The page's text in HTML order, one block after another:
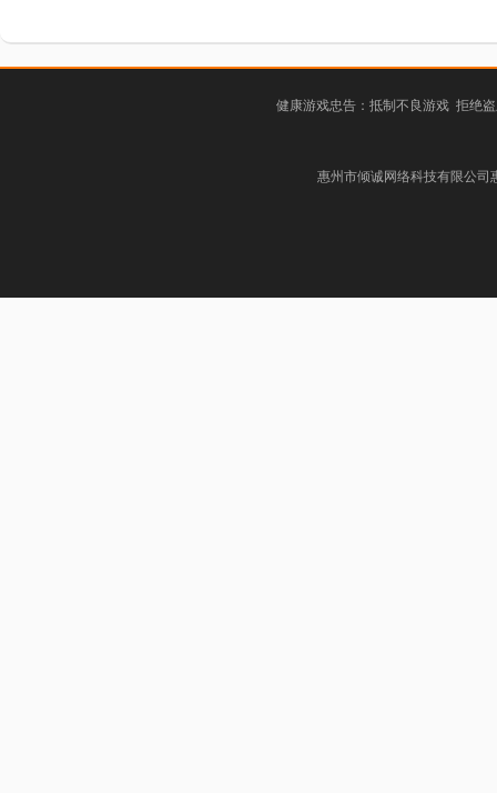
健康游戏忠告：抵制不良游戏 拒绝
惠州市倾诚网络科技有限公司